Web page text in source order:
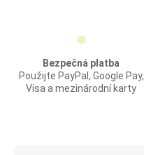
Bezpečná platba
Použijte PayPal, Google Pay,
Visa a mezinárodní karty